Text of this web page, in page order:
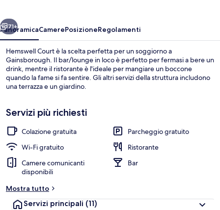
Facciata della struttura
Avanti
71+
PanoramicaCamerePosizioneRegolamenti
Hemswell Court è la scelta perfetta per un soggiorno a
Gainsborough. Il bar/lounge in loco è perfetto per fermasi a bere un
drink, mentre il ristorante è l'ideale per mangiare un boccone
quando la fame si fa sentire. Gli altri servizi della struttura includono
una terrazza e un giardino.
Servizi più richiesti
Colazione gratuita
Parcheggio gratuito
Wi-Fi gratuito
Ristorante
Camere comunicanti
disponibili
Bar
Mostra tutto
Servizi principali (11)